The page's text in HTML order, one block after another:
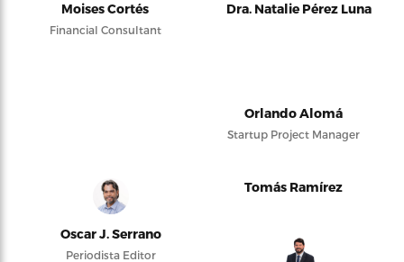
Moises Cortés
Financial Consultant
Dra. Natalie Pérez Luna
Orlando Alomá
Startup Project Manager
Oscar J. Serrano
Periodista Editor
Tomás Ramírez